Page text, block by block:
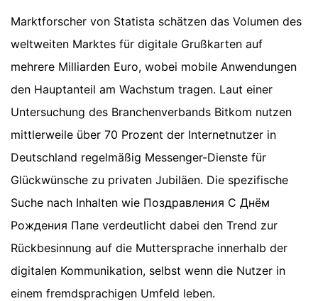
Marktforscher von Statista schätzen das Volumen des
weltweiten Marktes für digitale Grußkarten auf
mehrere Milliarden Euro, wobei mobile Anwendungen
den Hauptanteil am Wachstum tragen. Laut einer
Untersuchung des Branchenverbands Bitkom nutzen
mittlerweile über 70 Prozent der Internetnutzer in
Deutschland regelmäßig Messenger-Dienste für
Glückwünsche zu privaten Jubiläen. Die spezifische
Suche nach Inhalten wie Поздравления С Днём
Рождения Папе verdeutlicht dabei den Trend zur
Rückbesinnung auf die Muttersprache innerhalb der
digitalen Kommunikation, selbst wenn die Nutzer in
einem fremdsprachigen Umfeld leben.